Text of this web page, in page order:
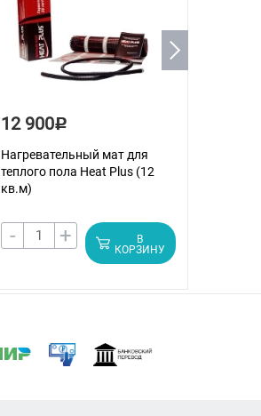
12 900Р
Нагревательный мат для
теплого пола Heat Plus (12
кв.м)
- +
В
КОРЗИНУ